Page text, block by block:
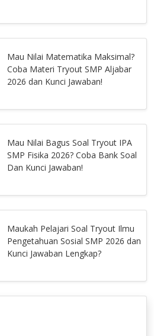
Mau Nilai Matematika Maksimal?
Coba Materi Tryout SMP Aljabar
2026 dan Kunci Jawaban!
Mau Nilai Bagus Soal Tryout IPA
SMP Fisika 2026? Coba Bank Soal
Dan Kunci Jawaban!
Maukah Pelajari Soal Tryout Ilmu
Pengetahuan Sosial SMP 2026 dan
Kunci Jawaban Lengkap?